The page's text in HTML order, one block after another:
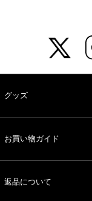
グッズ
お買い物ガイド
返品について